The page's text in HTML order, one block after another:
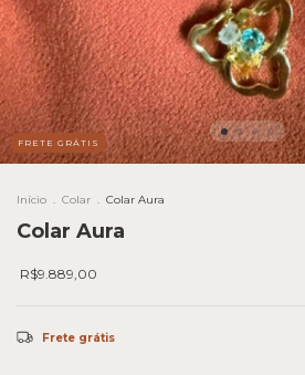
FRETE GRÁTIS
Início . Colar . Colar Aura
Colar Aura
R$9.889,00
Frete grátis